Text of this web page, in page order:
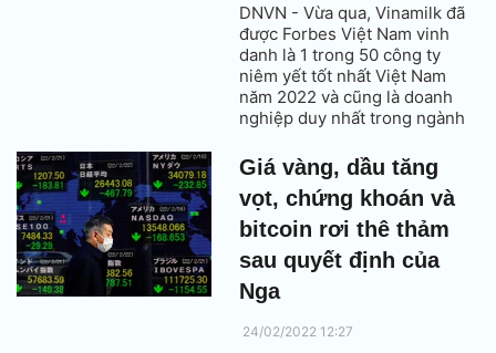
DNVN - Vừa qua, Vinamilk đã
được Forbes Việt Nam vinh
danh là 1 trong 50 công ty
niêm yết tốt nhất Việt Nam
năm 2022 và cũng là doanh
nghiệp duy nhất trong ngành
danh sách này gọi tên liên tiếp
10 năm liền (từ năm 2013 đến
nay) với các thứ hạng cao.
Giá vàng, dầu tăng
vọt, chứng khoán và
bitcoin rơi thê thảm
sau quyết định của
Nga
24/02/2022 12:27